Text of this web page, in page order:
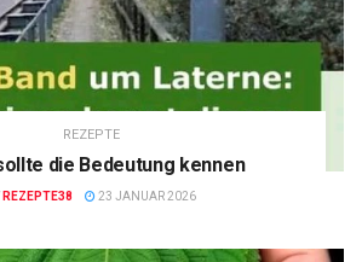
REZEPTE
die Bedeutung kennen
REZEPTE38 23 JANUAR 2026